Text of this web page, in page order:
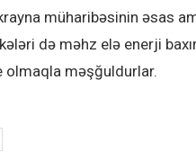
müharibəsinin əsas
də məhz elə enerji
olmaqla məşğuldurlar.